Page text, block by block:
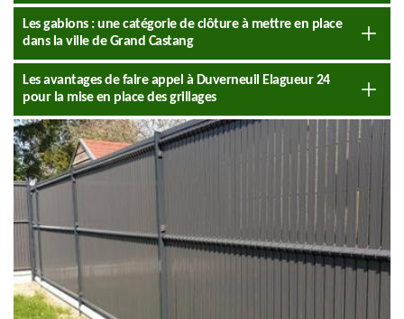
Les gabions : une catégorie de clôture à mettre en place
dans la ville de Grand Castang
Les avantages de faire appel à Duverneuil Elagueur 24
pour la mise en place des grillages